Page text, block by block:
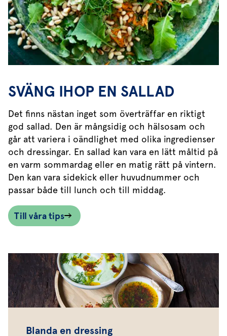
SVÄNG IHOP EN SALLAD
Det finns nästan inget som överträffar en riktigt
god sallad. Den är mångsidig och hälsosam och
går att variera i oändlighet med olika ingredienser
och dressingar. En sallad kan vara en lätt måltid på
en varm sommardag eller en matig rätt på vintern.
Den kan vara sidekick eller huvudnummer och
passar både till lunch och till middag.
Till våra tips
Blanda en dressing